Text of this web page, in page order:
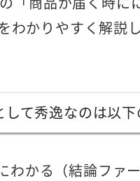
かりやすく解説し
て秀逸なのは以下
かる（結論ファー